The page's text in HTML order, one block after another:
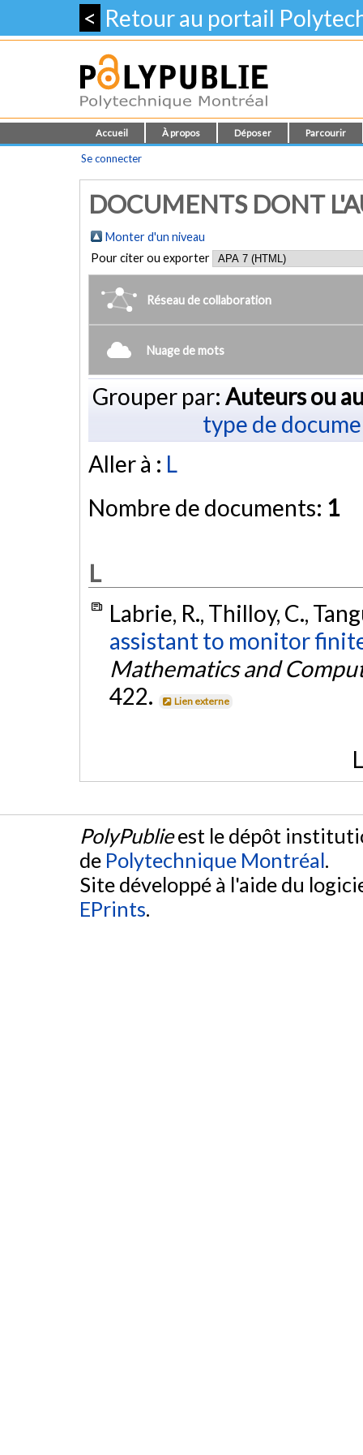
< Retour au portail
Accueil À propos Déposer Parcourir
Se connecter
DOCUMENTS DONT
Monter d'un niveau
Pour citer ou exporter
Réseau de collaboration
Nuage de mots
Grouper par: Auteurs ou
type de
Aller à : L
Nombre de documents: 1
L
Labrie, R., Thilloy, C.,
assistant to monitor
Mathematics and
422.
Lien externe
PolyPublieest le dépôt
de Polytechnique Montréal.
Site développé à l'aide du
EPrints.